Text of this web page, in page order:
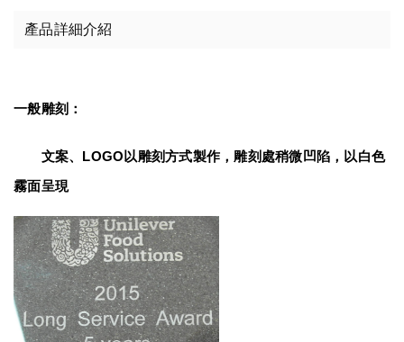
產品詳細介紹
一般雕刻：
文案、LOGO以雕刻方式製作，雕刻處稍微凹陷，以白色
霧面呈現